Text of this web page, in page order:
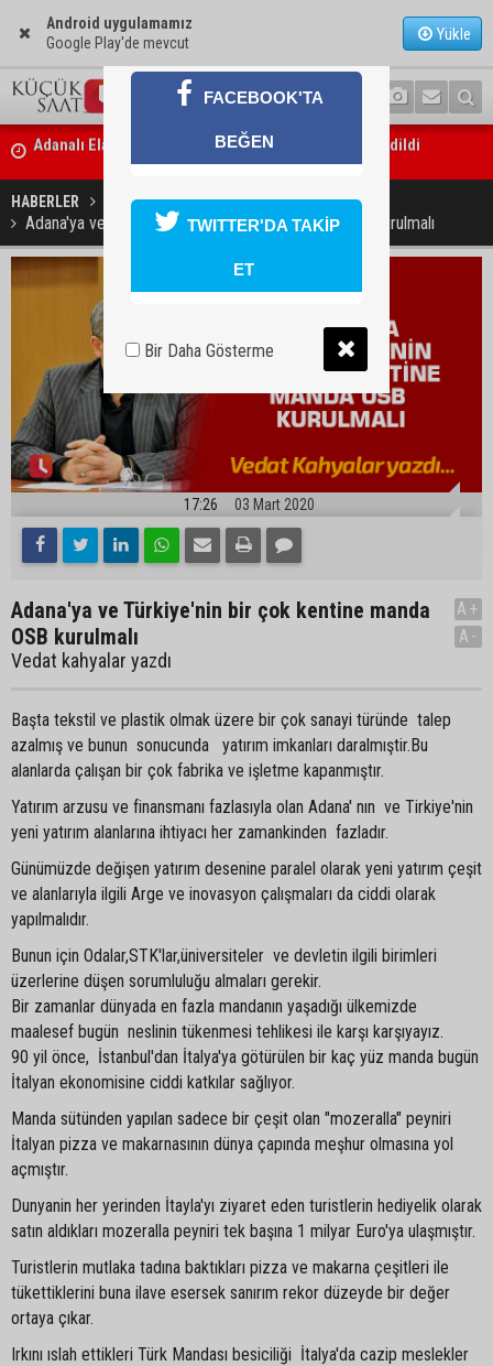
Android uygulamamız
Google Play'de mevcut
Yükle
Adanalı Elanur Ateş, U15 Milli Takım kampına davet edildi
Bakan Gürlek: “Hiçbir orman yangınının faili meçhul kalmasına
edilmeyecek”
HABERLER YAŞAM
Adana'ya ve Türkiye'nin bir çok kentine manda OSB kurulmalı
17:26 03 Mart 2020
Adana'ya ve Türkiye'nin bir çok kentine manda
OSB kurulmalı
Vedat kahyalar yazdı
A+
A-
Başta tekstil ve plastik olmak üzere bir çok sanayi türünde talep
azalmış ve bunun sonucunda yatırım imkanları daralmıştir.Bu
alanlarda çalışan bir çok fabrika ve işletme kapanmıştır.
Yatırım arzusu ve finansmanı fazlasıyla olan Adana' nın ve Tirkiye'nin
yeni yatırım alanlarına ihtiyacı her zamankinden fazladır.
Günümüzde değişen yatırım desenine paralel olarak yeni yatırım çeşit
ve alanlarıyla ilgili Arge ve inovasyon çalışmaları da ciddi olarak
yapılmalıdır.
Bunun için Odalar,STK'lar,üniversiteler ve devletin ilgili birimleri
üzerlerine düşen sorumluluğu almaları gerekir.
Bir zamanlar dünyada en fazla mandanın yaşadığı ülkemizde
maalesef bugün neslinin tükenmesi tehlikesi ile karşı karşıyayız.
90 yil önce, İstanbul'dan İtalya'ya götürülen bir kaç yüz manda bugün
İtalyan ekonomisine ciddi katkılar sağlıyor.
Manda sütünden yapılan sadece bir çeşit olan "mozeralla" peyniri
İtalyan pizza ve makarnasının dünya çapında meşhur olmasına yol
açmıştır.
Dunyanin her yerinden İtayla'yı ziyaret eden turistlerin hediyelik olarak
satın aldıkları mozeralla peyniri tek başına 1 milyar Euro'ya ulaşmıştır.
Turistlerin mutlaka tadına baktıkları pizza ve makarna çeşitleri ile
tükettiklerini buna ilave esersek sanırım rekor düzeyde bir değer
ortaya çıkar.
Irkını ıslah ettikleri Türk Mandası besiciliği İtalya'da cazip meslekler
FACEBOOK'TA
BEĞEN
TWITTER'DA TAKİP
ET
Bir Daha Gösterme